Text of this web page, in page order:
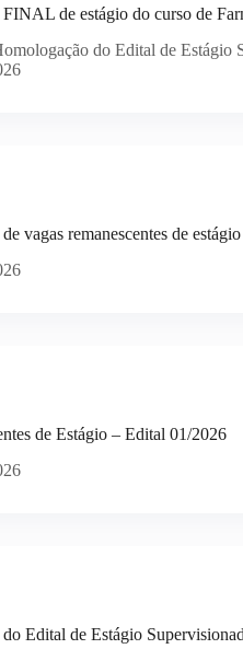
de estágio do curso de
do Edital de
vagas remanescentes de
de Estágio – Edital 01/2026
Edital de Estágio